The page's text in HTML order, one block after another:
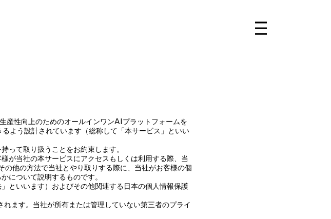
性向上のためのオールインワンAIプラットフォームを
よう設計されています（総称して「本サービス」といい
って取り扱うことをお約束します。
が当社の本サービスにアクセスもしくは利用する際、当
他の方法で当社とやり取りする際に、当社がお客様の個
について説明するものです。
といいます）およびその他関連する日本の個人情報保護
ます。当社が所有または管理していない第三者のプライ